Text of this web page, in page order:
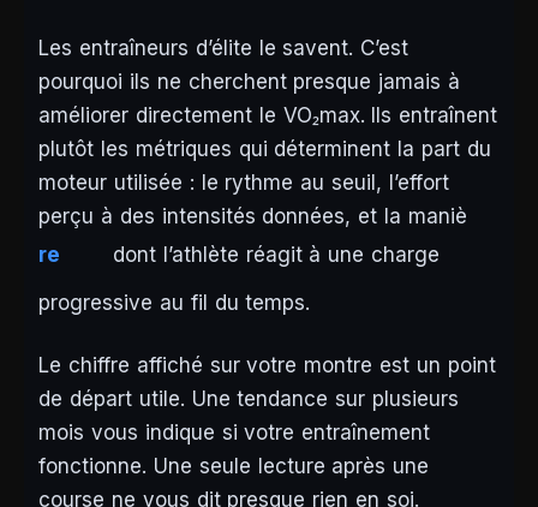
Les entraîneurs d’élite le savent. C’est
pourquoi ils ne cherchent presque jamais à
améliorer directement le VO₂max. Ils entraînent
plutôt les métriques qui déterminent la part du
moteur utilisée : le rythme au seuil, l’effort
perçu à des intensités données, et la maniè
re
dont l’athlète réagit à une charge
progressive au fil du temps.
Le chiffre affiché sur votre montre est un point
de départ utile. Une tendance sur plusieurs
mois vous indique si votre entraînement
fonctionne. Une seule lecture après une
course ne vous dit presque rien en soi.